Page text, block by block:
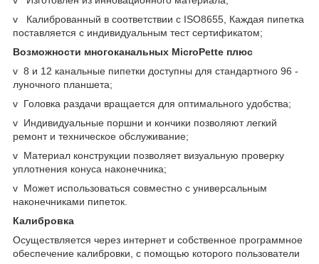
v Калиброванный в соответствии с ISO8655, Каждая пипетка
поставляется с индивидуальным тест сертификатом;
Возможности многоканальных MicroPette плюс
v 8 и 12 канальные пипетки доступны для стандартного 96 -
луночного планшета;
v Головка раздачи вращается для оптимального удобства;
v Индивидуальные поршни и кончики позволяют легкий
ремонт и техническое обслуживание;
v Материал конструкции позволяет визуальную проверку
уплотнения конуса наконечника;
v Может использоваться совместно с универсальным
наконечниками пипеток.
Калибровка
Осуществляется через интернет и собственное программное
обеспечение калибровки, с помощью которого пользователи